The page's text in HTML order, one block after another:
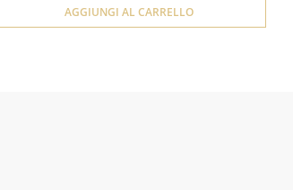
AGGIUNGI AL CARRELLO